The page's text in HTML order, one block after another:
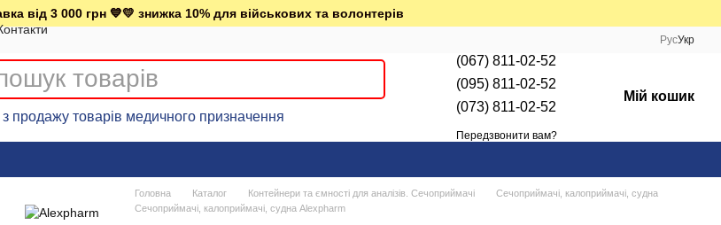
від 3 000 грн 💙💛 знижка 10% для військових та волонтерів
РусУкр
продажу товарів медичного призначення
(067) 811-02-52
(095) 811-02-52
(073) 811-02-52
Передзвонити вам?
Мій кошик
Головна Каталог Контейнери та ємності для аналізів. Сечоприймачі
Сечоприймачі, калоприймачі, судна
Сечоприймачі, калоприймачі, судна Alexpharm